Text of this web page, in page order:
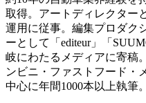
取得。アートディレクター
運用に従事。編集プロダク
ーとして「editeur」「
岐にわたるメディアに寄稿
ンビニ・ファストフード・
中心に年間1000本以上執筆。